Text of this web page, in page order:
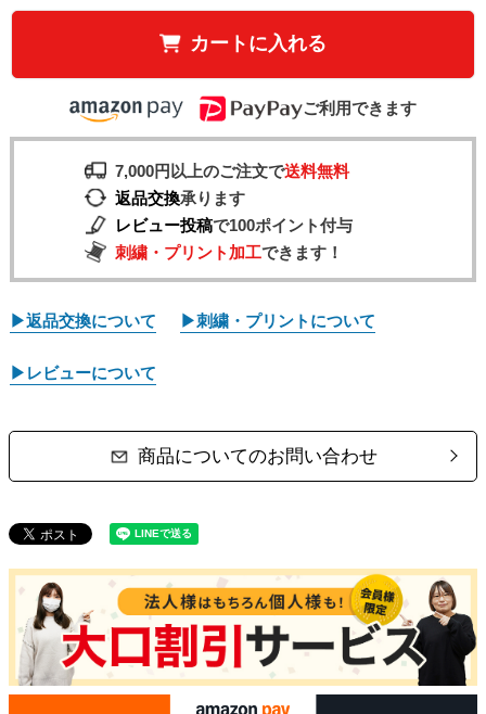
カートに入れる
ご利用できます
7,000円以上のご注文で送料無料
返品交換承ります
レビュー投稿で100ポイント付与
刺繍・プリント加工できます！
▶返品交換について ▶刺繍・プリントについて
▶レビューについて
商品についてのお問い合わせ